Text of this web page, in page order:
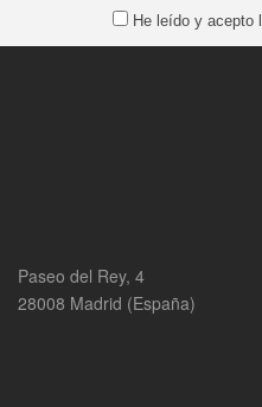
He leído y acepto
Paseo del Rey, 4
28008 Madrid (España)